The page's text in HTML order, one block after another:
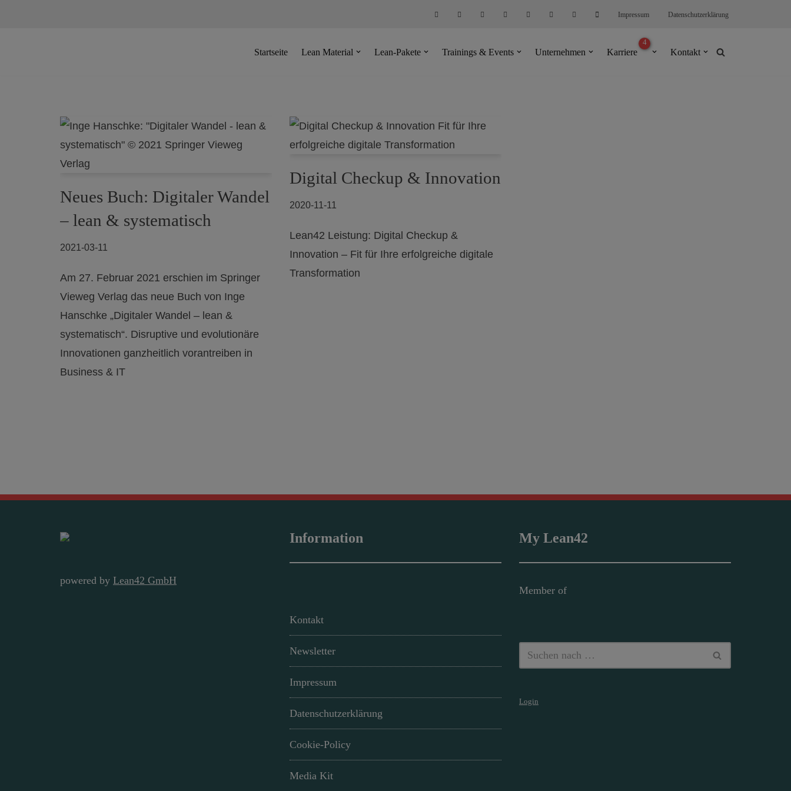
Impressum Datenschutzerklärung
Startseite Lean Material Lean-Pakete Trainings & Events Unternehmen Karriere Kontakt
Neues Buch: Digitaler Wandel
– lean & systematisch
2021-03-11
Am 27. Februar 2021 erschien im Springer
Vieweg Verlag das neue Buch von Inge
Hanschke „Digitaler Wandel – lean &
systematisch“. Disruptive und evolutionäre
Innovationen ganzheitlich vorantreiben in
Business & IT
Digital Checkup & Innovation
2020-11-11
Lean42 Leistung: Digital Checkup &
Innovation – Fit für Ihre erfolgreiche digitale
Transformation
powered by Lean42 GmbH
Information
Kontakt
Newsletter
Impressum
Datenschutzerklärung
Cookie-Policy
Media Kit
My Lean42
Member of
Login